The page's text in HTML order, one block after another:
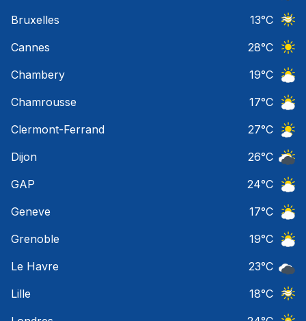
Bruxelles
13°C
Cannes
28°C
Chambery
19°C
Chamrousse
17°C
Clermont-Ferrand
27°C
Dijon
26°C
GAP
24°C
Geneve
17°C
Grenoble
19°C
Le Havre
23°C
Lille
18°C